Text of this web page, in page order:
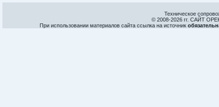
Техническое
© 2008-2026 гг. САЙТ
При использовании материалов сайта ссылка на источник